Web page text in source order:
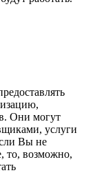
Они могут
услуги
Вы не
то, возможно,